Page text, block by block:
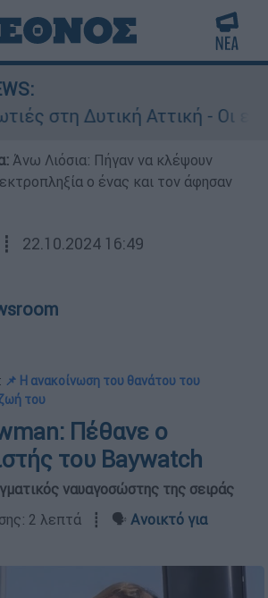
Δυτική Αττική - Οι
Άνω Λιόσια: Πήγαν να κλέψουν
ο ένας και τον άφησαν
┋ 22.10.2024 16:49
📌 Η ανακοίνωση του θανάτου του
του
Πέθανε ο
του Baywatch
ναυαγοσώστης της σειράς
2 λεπτά ┋ 🗣️ Ανοικτό για